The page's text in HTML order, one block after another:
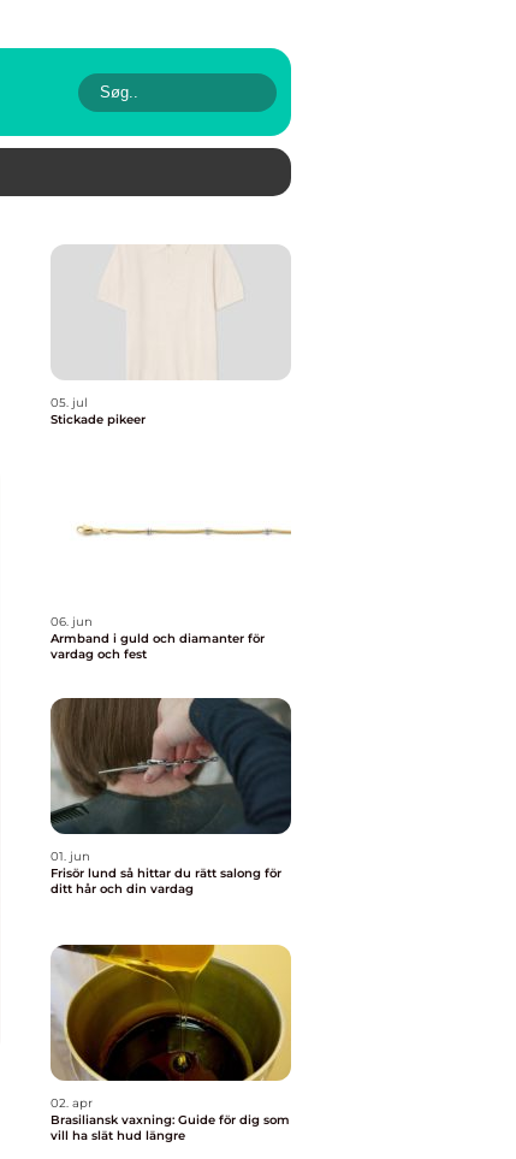
05. jul
Stickade pikeer
06. jun
Armband i guld och diamanter för
vardag och fest
01. jun
Frisör lund så hittar du rätt salong för
ditt hår och din vardag
02. apr
Brasiliansk vaxning: Guide för dig som
vill ha slät hud längre